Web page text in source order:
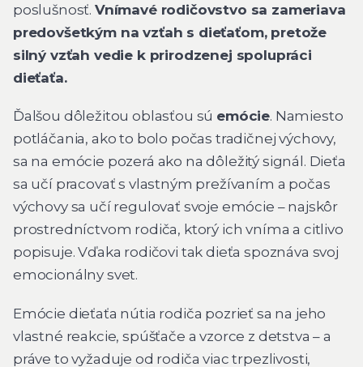
poslušnosť. Vnímavé rodičovstvo sa zameriava
predovšetkým na vzťah s dieťaťom, pretože
silný vzťah vedie k prirodzenej spolupráci
dieťaťa.
Ďalšou dôležitou oblasťou sú emócie. Namiesto
potláčania, ako to bolo počas tradičnej výchovy,
sa na emócie pozerá ako na dôležitý signál. Dieťa
sa učí pracovať s vlastným prežívaním a počas
výchovy sa učí regulovať svoje emócie – najskôr
prostredníctvom rodiča, ktorý ich vníma a citlivo
popisuje. Vďaka rodičovi tak dieťa spoznáva svoj
emocionálny svet.
Emócie dieťaťa nútia rodiča pozrieť sa na jeho
vlastné reakcie, spúšťače a vzorce z detstva – a
práve to vyžaduje od rodiča viac trpezlivosti,